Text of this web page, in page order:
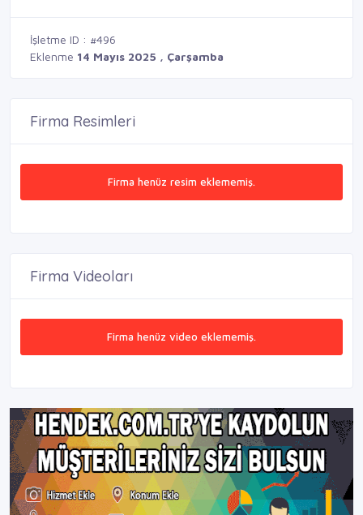
İşletme ID : #496
Eklenme 14 Mayıs 2025 , Çarşamba
Firma Resimleri
Firma henüz resim eklememiş.
Firma Videoları
Firma henüz video eklememiş.